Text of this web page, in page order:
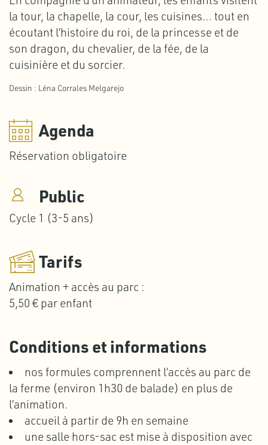
la tour, la chapelle, la cour, les cuisines… tout en
écoutant l’histoire du roi, de la princesse et de
son dragon, du chevalier, de la fée, de la
cuisinière et du sorcier.
Dessin : Léna Corrales Melgarejo
Agenda
Réservation obligatoire
Public
Cycle 1 (3-5 ans)
Tarifs
Animation + accès au parc :
5,50 € par enfant
Conditions et informations
nos formules comprennent l’accès au parc de
la ferme (environ 1h30 de balade) en plus de
l’animation.
accueil à partir de 9h en semaine
une salle hors-sac est mise à disposition avec